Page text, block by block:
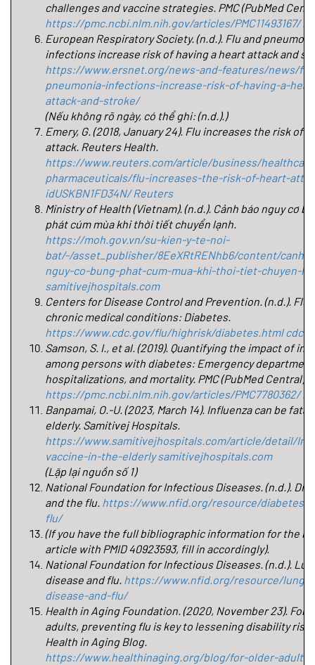
https://pmc.ncbi.nlm.nih.gov/articles/PMC11493167/
European Respiratory Society. (n.d.). Flu and
https://www.ersnet.org/news-and-features/news/
pneumonia-infections-increase-risk-of-having-a-
attack-and-stroke/
(Nếu không rõ ngày, có thể ghi: (n.d.).)
Emery, G. (2018, January 24). Flu increases the risk of
https://www.reuters.com/article/business/
pharmaceuticals/flu-increases-the-risk-of-heart-
idUSKBN1FD34N/ Reuters
Ministry of Health (Vietnam). (n.d.). Cảnh báo nguy cơ
https://moh.gov.vn/su-kien-y-te-noi-
bat/-/asset_publisher/8EeXRtRENhb6/content/canh-
nguy-co-bung-phat-cum-mua-khi-thoi-tiet-chuyen-
samitivejhospitals.com
Centers for Disease Control and Prevention. (n.d.). Flu
https://www.cdc.gov/flu/highrisk/diabetes.html
Samson, S. I., et al. (2019). Quantifying the impact of
among persons with diabetes: Emergency
https://pmc.ncbi.nlm.nih.gov/articles/PMC7780362/
Banpamai, O.-U. (2023, March 14). Influenza can be fatal
https://www.samitivejhospitals.com/article/detail/
vaccine-in-the-elderly samitivejhospitals.com
(Lặp lại nguồn số 1)
National Foundation for Infectious Diseases. (n.d.).
and the flu. https://www.nfid.org/resource/diabetes-
flu/
(If you have the full bibliographic information for the
article with PMID 40923593, fill in accordingly).
National Foundation for Infectious Diseases. (n.d.).
disease and flu. https://www.nfid.org/resource/lung-
disease-and-flu/
Health in Aging Foundation. (2020, November 23). For
adults, preventing flu is key to lessening disability
https://www.healthinaging.org/blog/for-older-adults-